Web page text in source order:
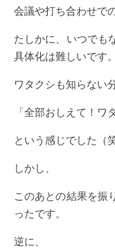
会議や打ち合わせで
たしかに、いつでも
具体化は難しいです。
ワタクシも知らない
「全部おしえて！ワ
という感じでした（笑
しかし、
このあとの結果を振
ったです。
逆に、